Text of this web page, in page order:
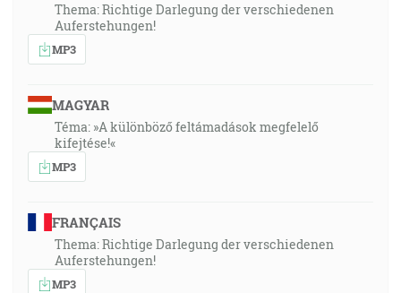
Thema: Richtige Darlegung der verschiedenen
Auferstehungen!
MP3
MAGYAR
Téma: »A különböző feltámadások megfelelő
kifejtése!«
MP3
FRANÇAIS
Thema: Richtige Darlegung der verschiedenen
Auferstehungen!
MP3